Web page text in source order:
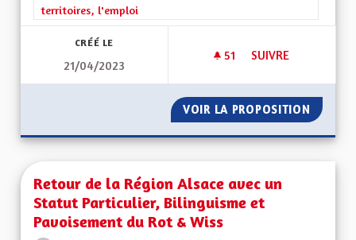
territoires, l'emploi
CRÉÉ LE
21/04/2023
51 51 ABONNÉS
SUIVRE
VOIR LA PROPOSITION
Retour de la Région Alsace avec un
Statut Particulier, Bilinguisme et
Pavoisement du Rot & Wiss